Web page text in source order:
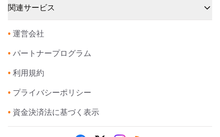
関連サービス
• 運営会社
• パートナープログラム
• 利用規約
• プライバシーポリシー
• 資金決済法に基づく表示